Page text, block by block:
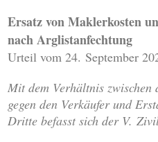
Ersatz von Maklerkosten
nach Arglistanfechtung
Urteil vom 24. September
Mit dem Verhältnis zwischen
gegen den Verkäufer und
Dritte befasst sich der V.